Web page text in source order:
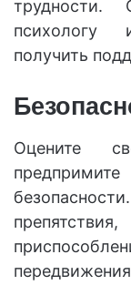
психологу
получить
Оцените